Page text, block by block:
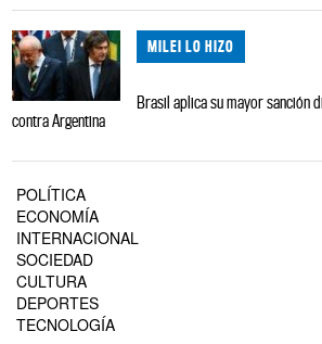
MILEI LO HIZO
Brasil aplica su mayor sanción
contra Argentina
POLÍTICA
ECONOMÍA
INTERNACIONAL
SOCIEDAD
CULTURA
DEPORTES
TECNOLOGÍA